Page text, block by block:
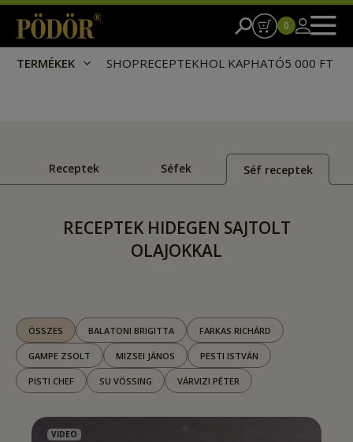
TERMÉKEK SHOPRECEPTEKHOL KAPHATÓ5 000 FT
0
Receptek Séfek Séf receptek
RECEPTEK HIDEGEN SAJTOLT
OLAJOKKAL
ÖSSZES BALATONI BRIGITTA FARKAS RICHÁRD
GAMPE ZSOLT MIZSEI JÁNOS PESTI ISTVÁN
PISTI CHEF SU VÖSSING VÁRVIZI PÉTER
VIDEO